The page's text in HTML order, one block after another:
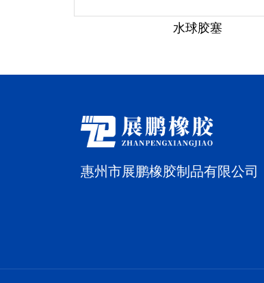
水球胶塞
惠州市展鹏橡胶制品有限公司